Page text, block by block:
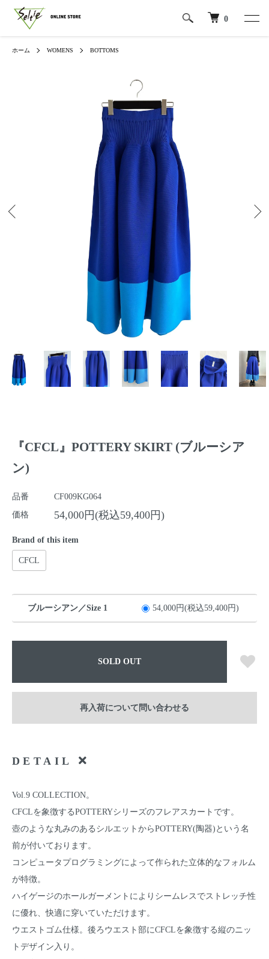
0
ホーム WOMENS BOTTOMS
『CFCL』POTTERY SKIRT (ブルーシア
ン)
品番
CF009KG064
価格
54,000円(税込59,400円)
Brand of this item
CFCL
ブルーシアン／Size 1 54,000円(税込59,400円)
SOLD OUT
再入荷について問い合わせる
DETAIL
Vol.9 COLLECTION。
CFCLを象徴するPOTTERYシリーズのフレアスカートです。
壺のような丸みのあるシルエットからPOTTERY(陶器)という名
前が付いております。
コンピュータプログラミングによって作られた立体的なフォルム
が特徴。
ハイゲージのホールガーメントによりシームレスでストレッチ性
に優れ、快適に穿いていただけます。
ウエストゴム仕様。後ろウエスト部にCFCLを象徴する縦のニッ
トデザイン入り。